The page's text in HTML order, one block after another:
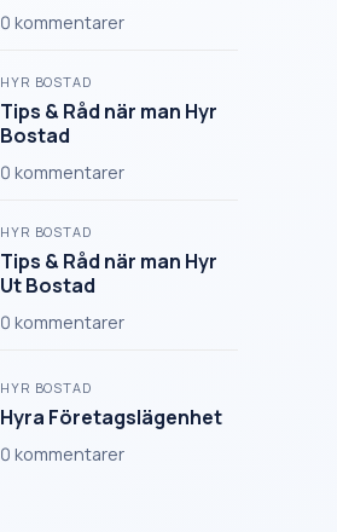
0 kommentarer
HYR BOSTAD
Tips & Råd när man Hyr
Bostad
0 kommentarer
HYR BOSTAD
Tips & Råd när man Hyr
Ut Bostad
0 kommentarer
HYR BOSTAD
Hyra Företagslägenhet
0 kommentarer